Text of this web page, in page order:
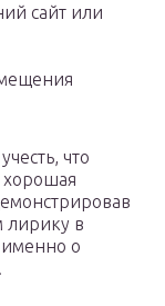
сайт или
что
хорошая
лирику в
именно о